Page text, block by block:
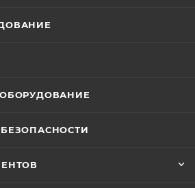
тревог по классификации
белый цвет, корпус из
со степенью защиты IP67.
диапазон от -40°C до